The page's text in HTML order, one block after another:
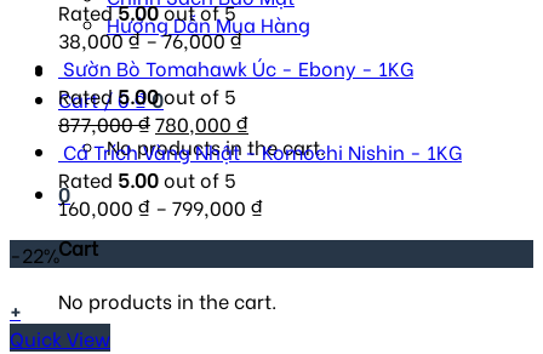
Hướng Dẫn Mua Hàng
Cart /0₫0
No products in the cart.
0
Cart
No products in the cart.
Rated5.00out of 5
38,000₫–76,000₫
Sườn Bò Tomahawk Úc - Ebony - 1KG
Rated5.00out of 5
877,000₫Original
price
was:
877,000 ₫.
780,000 ₫Current
price
780,000 ₫.
Cá Trích Vàng Nhật - Komochi Nishin - 1KG
Rated 5.00out of 5
160,000 ₫ – 799,000 ₫
-22%
+
Quick View